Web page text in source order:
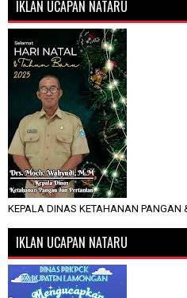
IKLAN UCAPAN NATARU
KEPALA DINAS KETAHANAN PANGAN
IKLAN UCAPAN NATARU